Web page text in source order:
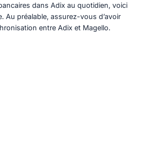
dans Adix au quotidien, voici
Au préalable, assurez-vous d’avoir
entre Adix et Magello.